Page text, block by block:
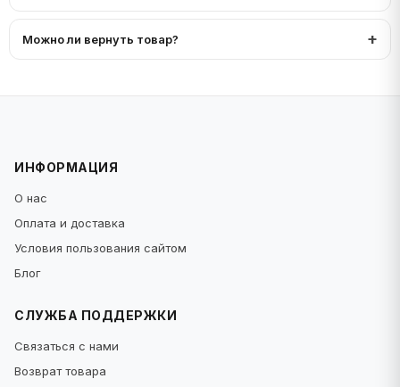
Можно ли вернуть товар?
ИНФОРМАЦИЯ
О нас
Оплата и доставка
Условия пользования сайтом
Блог
СЛУЖБА ПОДДЕРЖКИ
Связаться с нами
Возврат товара